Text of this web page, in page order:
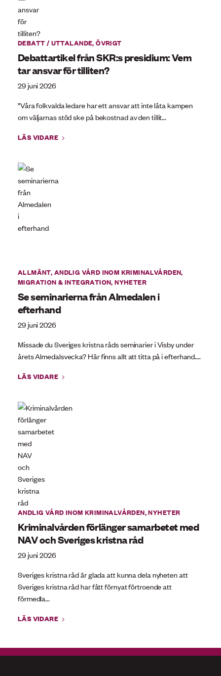
DEBATT / UTTALANDE,ÖVRIGT
Debattartikel från SKR:s presidium: Vem
tar ansvar för tilliten?
29 juni 2026
”Våra folkvalda ledare har ett ansvar att inte låta kampen
om väljarnas stöd ske på bekostnad av den tillit...
LÄS VIDARE
ALLMÄNT, ANDLIG VÅRD INOM KRIMINALVÅRDEN,
MIGRATION & INTEGRATION,NYHETER
Se seminarierna från Almedalen i
efterhand
29 juni 2026
Missade du Sveriges kristna råds seminarier i Visby under
årets Almedalsvecka? Här finns allt att titta på i efterhand....
LÄS VIDARE
ANDLIG VÅRD INOM KRIMINALVÅRDEN,NYHETER
Kriminalvården förlänger samarbetet med
NAV och Sveriges kristna råd
29 juni 2026
Sveriges kristna råd är glada att kunna dela nyheten att
Sveriges kristna råd har fått förnyat förtroende att
förmedla...
LÄS VIDARE